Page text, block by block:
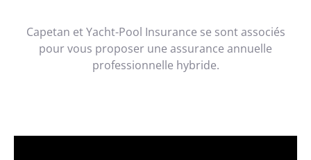
Capetan et Yacht-Pool Insurance se sont associés
pour vous proposer une assurance annuelle
professionnelle hybride.